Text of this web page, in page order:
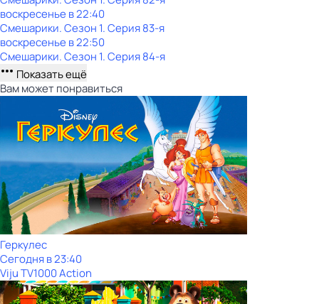
воскресенье в22:40
Смешарики. Сезон 1. Серия 83-я
воскресенье в22:50
Смешарики. Сезон 1. Серия 84-я
Показать ещё
Вам может понравиться
Геркулес
Сегодня в 23:40
Viju TV1000 Action